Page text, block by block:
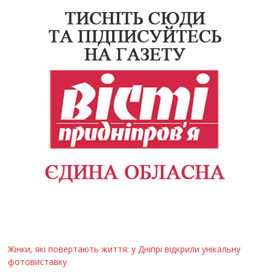
Жінки, які повертають життя: у Дніпрі відкрили унікальну
фотовиставку